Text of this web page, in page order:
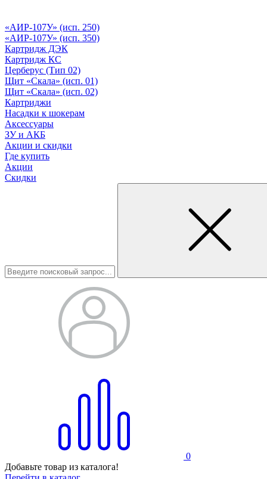
«АИР-107У» (исп. 250)
«АИР-107У» (исп. 350)
Картридж ДЭК
Картридж КС
Церберус (Тип 02)
Щит «Скала» (исп. 01)
Щит «Скала» (исп. 02)
Картриджи
Насадки к шокерам
Аксессуары
ЗУ и АКБ
Акции и скидки
Где купить
Акции
Скидки
0
Добавьте товар из каталога!